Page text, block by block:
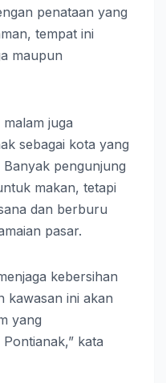
penataan yang
tempat ini
maupun
juga
sebagai kota yang
pengunjung
makan, tetapi
dan berburu
pasar.
kebersihan
kawasan ini akan
yang
kata